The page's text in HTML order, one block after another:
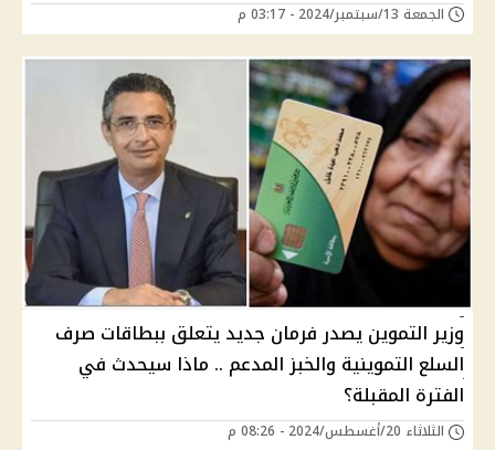
الجمعة 13/سبتمبر/2024 - 03:17 م
وزير التموين يصدر فرمان جديد يتعلق ببطاقات صرف
السلع التموينية والخبز المدعم .. ماذا سيحدث في
الفترة المقبلة؟
الثلاثاء 20/أغسطس/2024 - 08:26 م